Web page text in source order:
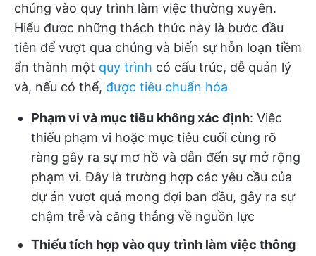
chúng vào quy trình làm việc thường xuyên.
Hiểu được những thách thức này là bước đầu
tiên để vượt qua chúng và biến sự hỗn loạn tiềm
ẩn thành một quy trình có cấu trúc, dễ quản lý
và, nếu có thể, được tiêu chuẩn hóa
Phạm vi và mục tiêu không xác định: Việc
thiếu phạm vi hoặc mục tiêu cuối cùng rõ
ràng gây ra sự mơ hồ và dẫn đến sự mở rộng
phạm vi. Đây là trường hợp các yêu cầu của
dự án vượt quá mong đợi ban đầu, gây ra sự
chậm trễ và căng thẳng về nguồn lực
Thiếu tích hợp vào quy trình làm việc thông